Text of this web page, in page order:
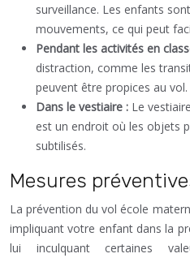
surveillance. Les enfants
mouvements, ce qui peut
Pendant les activités en
distraction, comme les
peuvent être propices au vol.
Dans le vestiaire : Le
est un endroit où les objets
subtilisés.
Mesures
La prévention du vol école
impliquant votre enfant dans la
lui inculquant certaines